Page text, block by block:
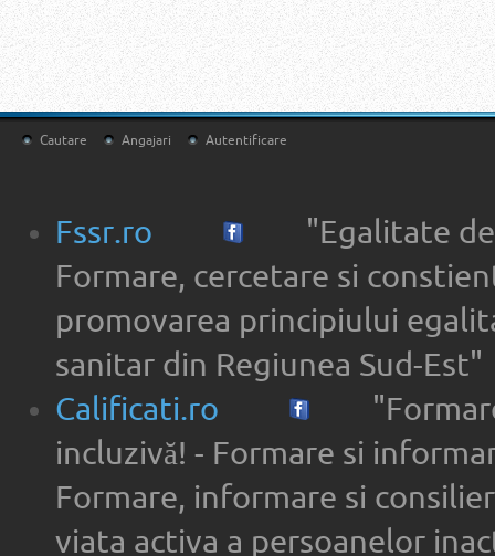
Cautare Angajari Autentificare
Fssr.ro
"Egalitate de
Formare, cercetare si
promovarea principiului
sanitar din Regiunea Sud-Est"
Calificati.ro
incluzivă! - Formare si
Formare, informare si
viata activa a persoanelor